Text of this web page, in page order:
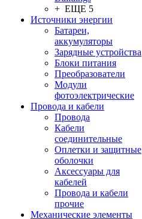
+ ЕЩЕ 5
Источники энергии
Батареи,
аккумуляторы
Зарядные устройства
Блоки питания
Преобразователи
Модули
фотоэлектрические
Провода и кабели
Провода
Кабели
соединительные
Оплетки и защитные
оболочки
Аксессуары для
кабелей
Провода и кабели
прочие
Механические элементы